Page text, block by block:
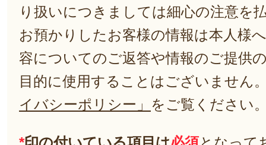
り扱いにつきましては細心の注意を
お預かりしたお客様の情報は本人様
容についてのご返答や情報のご提供
目的に使用することはございません
イバシーポリシー」 をご覧ください